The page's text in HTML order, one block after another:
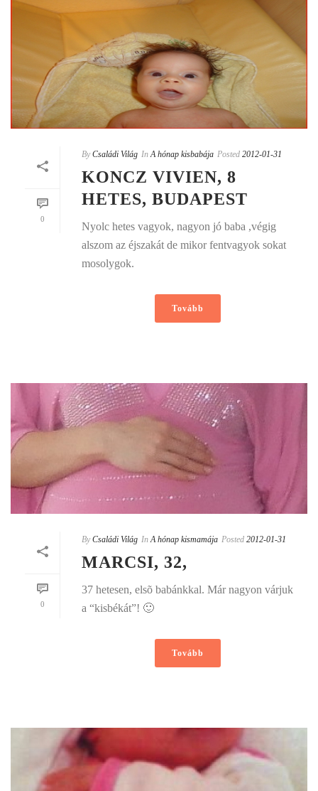
0
By Családi Világ In A hónap kisbabája Posted 2012-01-31
KONCZ VIVIEN, 8
HETES, BUDAPEST
Nyolc hetes vagyok, nagyon jó baba ,végig
alszom az éjszakát de mikor fentvagyok sokat
mosolygok.
Tovább
0
By Családi Világ In A hónap kismamája Posted 2012-01-31
MARCSI, 32,
37 hetesen, elsõ babánkkal. Már nagyon várjuk
a “kisbékát”! 🙂
Tovább